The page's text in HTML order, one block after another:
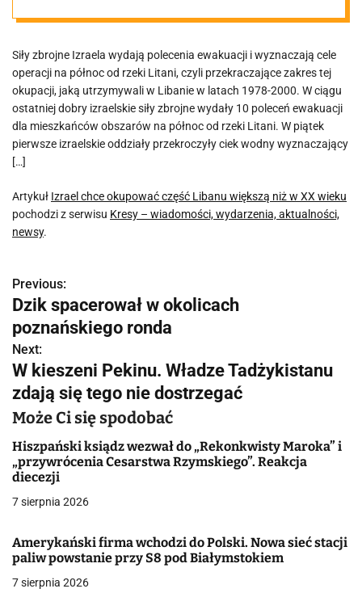
Siły zbrojne Izraela wydają polecenia ewakuacji i wyznaczają cele
operacji na północ od rzeki Litani, czyli przekraczające zakres tej
okupacji, jaką utrzymywali w Libanie w latach 1978-2000. W ciągu
ostatniej dobry izraelskie siły zbrojne wydały 10 poleceń ewakuacji
dla mieszkańców obszarów na północ od rzeki Litani. W piątek
pierwsze izraelskie oddziały przekroczyły ciek wodny wyznaczający
[…]
Artykuł Izrael chce okupować część Libanu większą niż w XX wieku
pochodzi z serwisu Kresy – wiadomości, wydarzenia, aktualności,
newsy.
N
a
w
i
g
a
c
j
a
w
Previous:
Dzik spacerował w okolicach
poznańskiego ronda
Next:
W kieszeni Pekinu. Władze Tadżykistanu
zdają się tego nie dostrzegać
Może Ci się spodobać
Hiszpański ksiądz wezwał do „Rekonkwisty Maroka” i
„przywrócenia Cesarstwa Rzymskiego”. Reakcja
diecezji
7 sierpnia 2026
Amerykański firma wchodzi do Polski. Nowa sieć stacji
paliw powstanie przy S8 pod Białymstokiem
7 sierpnia 2026